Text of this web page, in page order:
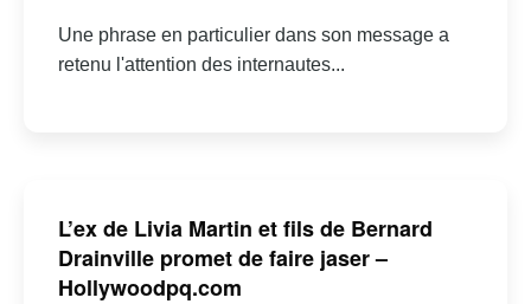
Une phrase en particulier dans son message a
retenu l'attention des internautes...
L’ex de Livia Martin et fils de Bernard
Drainville promet de faire jaser –
Hollywoodpq.com